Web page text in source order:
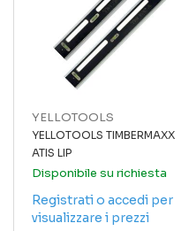
YELLOTOOLS
YELLOTOOLS TIMBERMAXX
ATIS LIP
Disponibile su richiesta
Registrati o accedi per
visualizzare i prezzi